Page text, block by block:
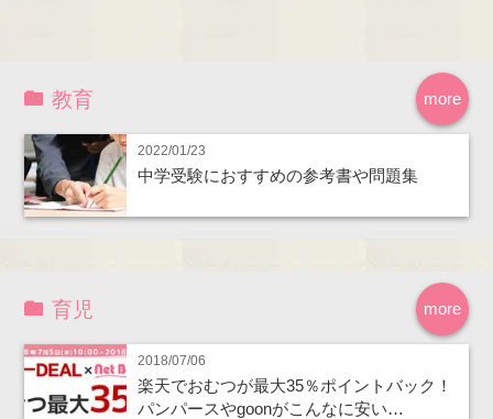
more
教育
2022/01/23
中学受験におすすめの参考書や問題集
more
育児
2018/07/06
楽天でおむつが最大35％ポイントバック！
パンパースやgoonがこんなに安い…